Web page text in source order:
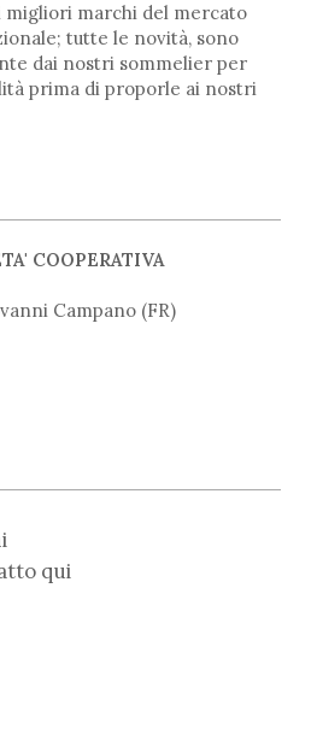
migliori marchi del mercato
tutte le novità, sono
dai nostri sommelier per
prima di proporle ai nostri
COOPERATIVA
Campano (FR)
qui